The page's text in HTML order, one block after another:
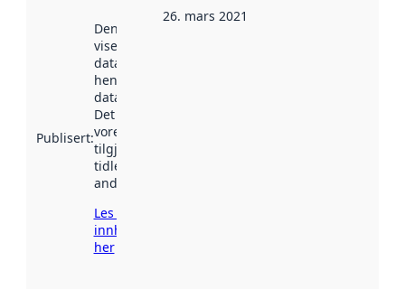
Publisert:
Denne datoen
viser når
datasettet vart
henta inn av
data.norge.no.
Det kan ha
vore
tilgjengeleg
tidlegare
andre stader.
Les meir om
innhenting
her
26. mars 2021